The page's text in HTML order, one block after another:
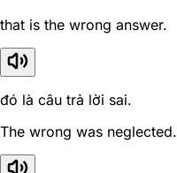
that is the wrong answer.
đó là câu trả lời sai.
The wrong was neglected.